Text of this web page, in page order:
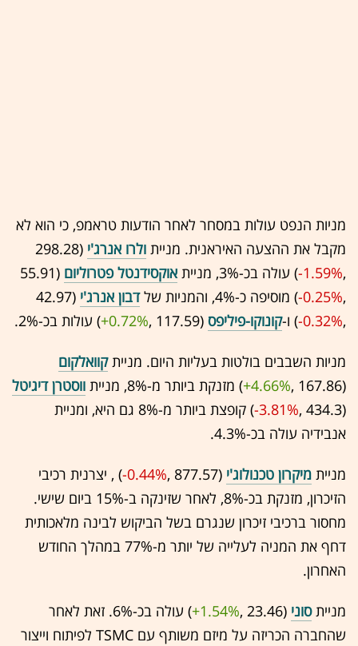
מניות הנפט עולות במסחר לאחר הודעות טראמפ, כי הוא לא
מקבל את ההצעה האיראנית. מניית ולרו אנרג'י (298.28
,‎
-1.59%‏) עולה בכ-3%, מניית אוקסידנטל פטרוליום (55.91
,‎
-0.25%‏) מוסיפה כ-4%, והמניות של דבון אנרג'י (42.97
,‎
-0.32%‏) ו-קונוקו-פיליפס (117.59 ,‎
+0.72%‏) עולות בכ-2%.
מניות השבבים בולטות בעליות היום. מנייתקוואלקום
(167.86 ,‎
+4.66%‏) מזנקת ביותר מ-8%, מניית
ווסטרן דיגיטל
(434.3 ,‎
-3.81%
‏) קופצת ביותר מ-8% גם היא, ומניית
אנבידיה עולה בכ-3%.4.
מניית מיקרון טכנולוג'י (877.57 ,‎
-0.44%‏) , יצרנית רכיבי
הזיכרון, מזנקת בכ-8%, לאחר שזינקה ב-15% ביום שישי.
מחסור ברכיבי זיכרון שנגרם בשל הביקוש לבינה מלאכותית
דחף את המניה לעלייה של יותר מ-77% במהלך החודש
האחרון.
מנייתסוני (23.46 ,‎
+1.54%
‏) עולה בכ-6%. זאת לאחר
שהחברה הכריזה על מיזם משותף עם TSMC לפיתוח וייצור